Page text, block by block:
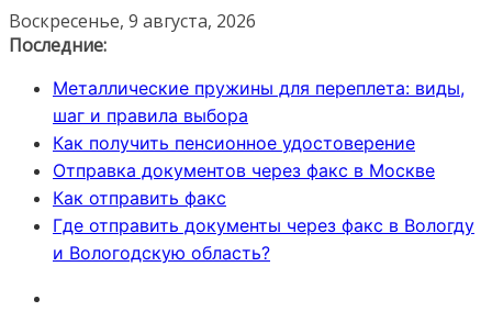
Перейти
к
Воскресенье, 9 августа, 2026
Последние:
Металлические пружины для переплета: виды,
шаг и правила выбора
Как получить пенсионное удостоверение
Отправка документов через факс в Москве
Как отправить факс
Где отправить документы через факс в Вологду
и Вологодскую область?